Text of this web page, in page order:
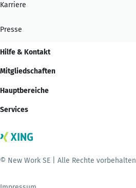
Karriere
Presse
Hilfe & Kontakt
Mitgliedschaften
Hauptbereiche
Services
© New Work SE | Alle Rechte vorbehalten